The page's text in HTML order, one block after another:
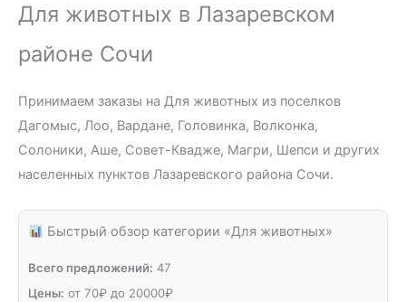
Для животных в Лазаревском
районе Сочи
Принимаем заказы на Для животных из поселков
Дагомыс, Лоо, Вардане, Головинка, Волконка,
Солоники, Аше, Совет-Квадже, Магри, Шепси и других
населенных пунктов Лазаревского района Сочи.
Быстрый обзор категории «Для животных»
Всего предложений: 47
Цены: от 70₽ до 20000₽